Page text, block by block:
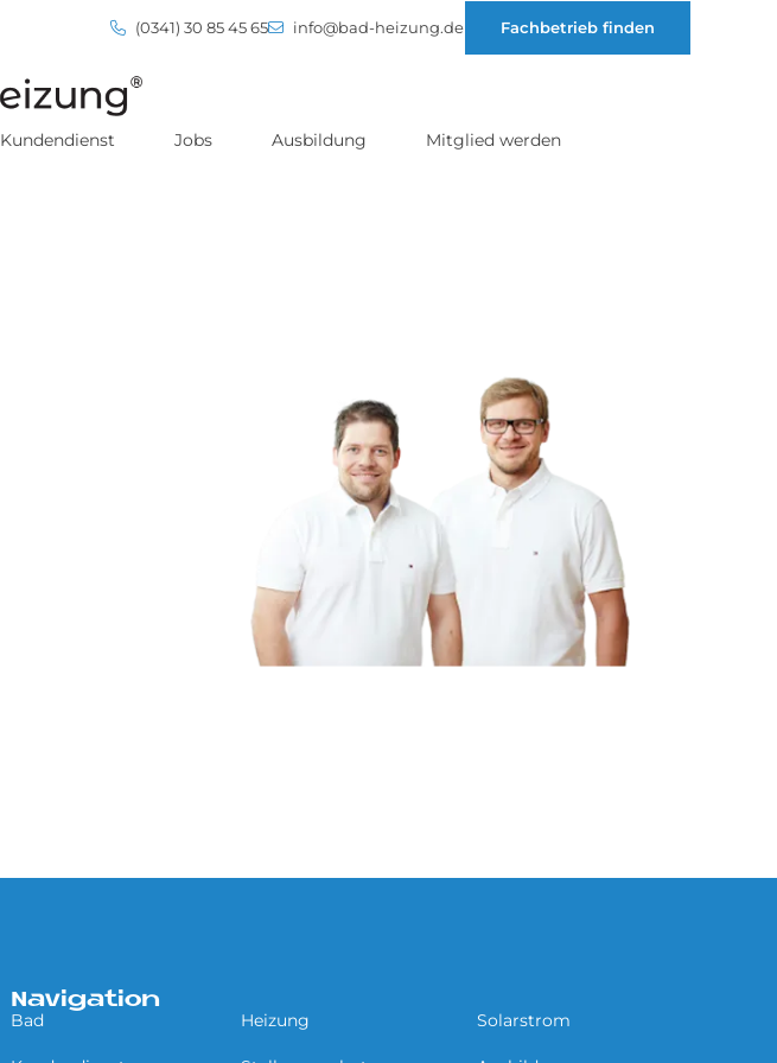
(0341) 30 85 45 65 info@bad-heizung.de Fachbetrieb finden
Kundendienst Jobs Ausbildung Mitglied werden
Navigation
Bad Heizung Solarstrom